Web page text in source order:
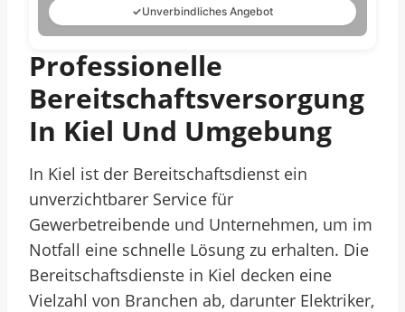
✓Unverbindliches Angebot
Professionelle
Bereitschaftsversorgung
In Kiel Und Umgebung
In Kiel ist der Bereitschaftsdienst ein
unverzichtbarer Service für
Gewerbetreibende und Unternehmen, um im
Notfall eine schnelle Lösung zu erhalten. Die
Bereitschaftsdienste in Kiel decken eine
Vielzahl von Branchen ab, darunter Elektriker,